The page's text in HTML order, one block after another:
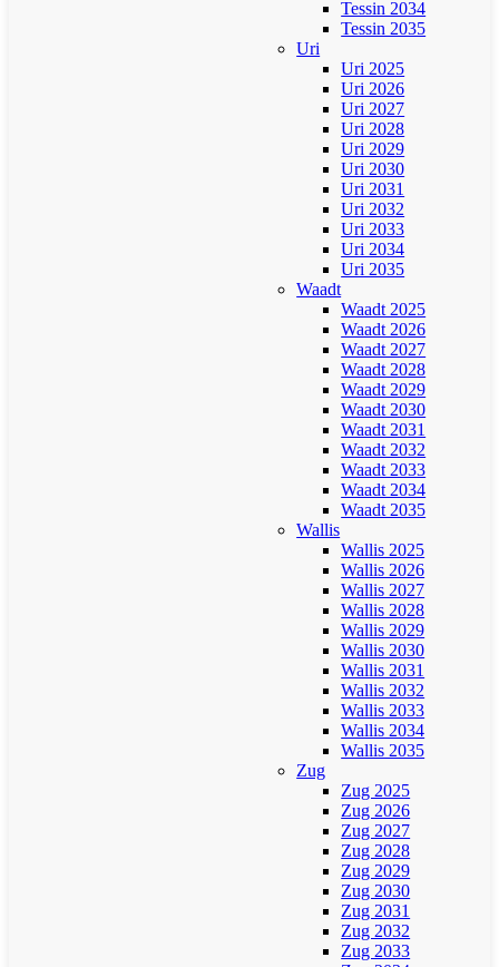
Tessin 2034
Tessin 2035
Uri
Uri 2025
Uri 2026
Uri 2027
Uri 2028
Uri 2029
Uri 2030
Uri 2031
Uri 2032
Uri 2033
Uri 2034
Uri 2035
Waadt
Waadt 2025
Waadt 2026
Waadt 2027
Waadt 2028
Waadt 2029
Waadt 2030
Waadt 2031
Waadt 2032
Waadt 2033
Waadt 2034
Waadt 2035
Wallis
Wallis 2025
Wallis 2026
Wallis 2027
Wallis 2028
Wallis 2029
Wallis 2030
Wallis 2031
Wallis 2032
Wallis 2033
Wallis 2034
Wallis 2035
Zug
Zug 2025
Zug 2026
Zug 2027
Zug 2028
Zug 2029
Zug 2030
Zug 2031
Zug 2032
Zug 2033